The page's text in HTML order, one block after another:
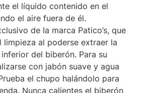
el líquido contenido en el
el aire fuera de él.
de la marca Patico’s, que
limpieza al poderse extraer la
del biberón. Para su
con jabón suave y agua
el chupo halándolo para
Nunca calientes el biberón